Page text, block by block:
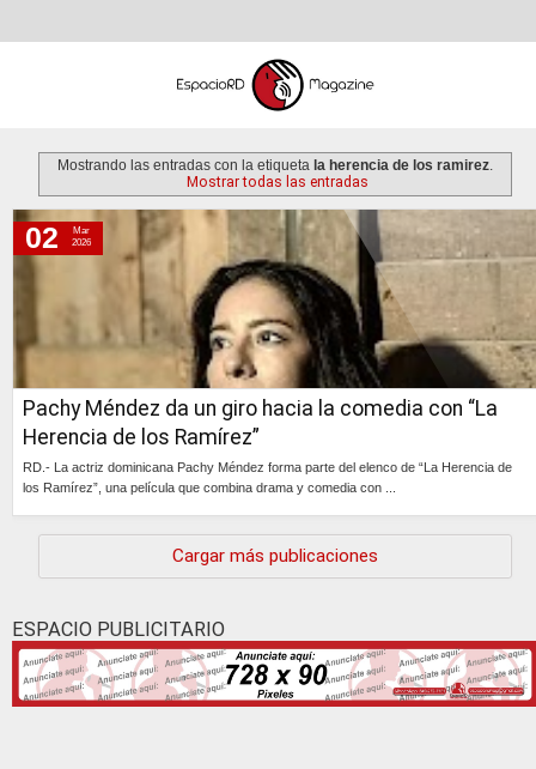
Mostrando las entradas con la etiqueta la herencia de los ramirez
Mostrar todas las entradas
lunes, 2 de marzo de 2026
Pachy Méndez da un giro hacia la comedia con “La
Herencia de los Ramírez”
RD.- La actriz dominicana Pachy Méndez forma parte del elenco de “La Herencia de
los Ramírez”, una película que combina drama y comedia con ...
02
Mar
2026
Cargar más publicaciones
ESPACIO PUBLICITARIO